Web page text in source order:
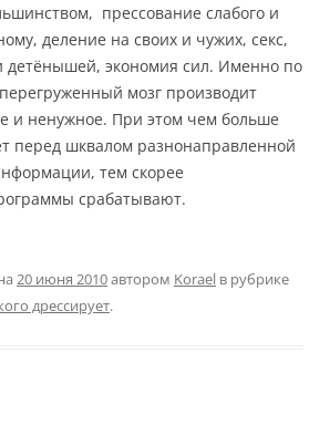
прессование слабого и
деление на своих и чужих, секс,
детёнышей, экономия сил. Именно по
мозг производит
и ненужное. При этом чем больше
перед шквалом разнонаправленной
тем скорее
срабатывают.
20 июня 2010автором Korael в рубрике
дрессирует.